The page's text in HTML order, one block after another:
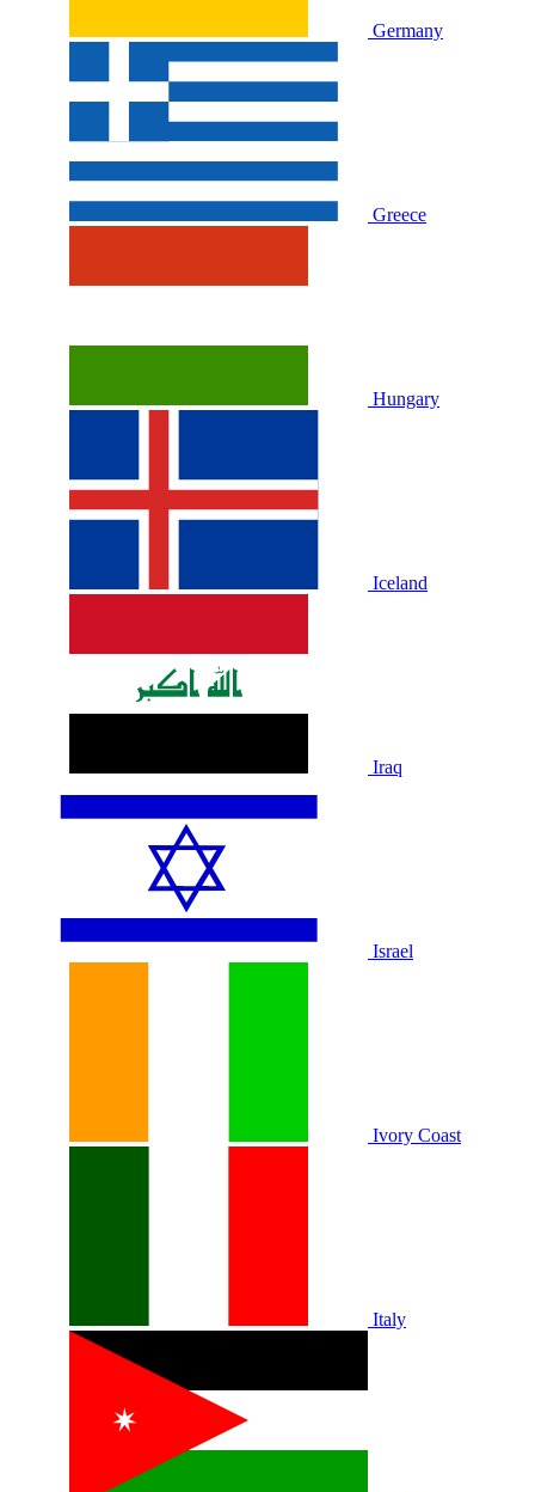
Germany
Greece
Hungary
Iceland
Iraq
Israel
Ivory Coast
Italy